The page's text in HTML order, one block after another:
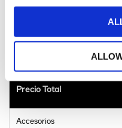
Precio Total
Accesorios